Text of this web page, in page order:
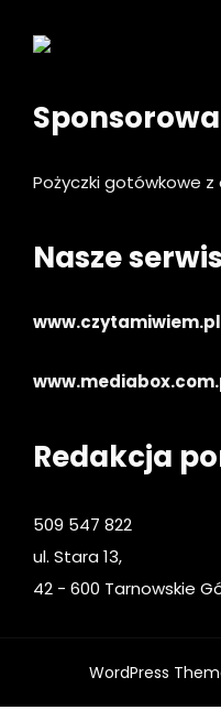
Pożyczki gotówkowe
Nasze
www.czytamiwiem.pl
Redakcja
509 547 822
ul. Stara 13,
42 - 600 Tarnowskie
WordPress